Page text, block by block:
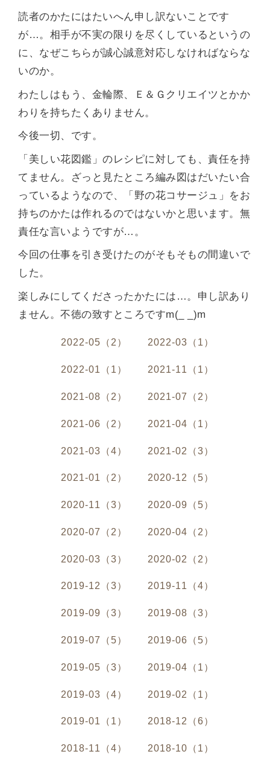
読者のかたにはたいへん申し訳ないことです
が…。相手が不実の限りを尽くしているというの
に、なぜこちらが誠心誠意対応しなければならな
いのか。
わたしはもう、金輪際、Ｅ＆Ｇクリエイツとかか
わりを持ちたくありません。
今後一切、です。
「美しい花図鑑」のレシピに対しても、責任を持
てません。ざっと見たところ編み図はだいたい合
っているようなので、「野の花コサージュ」をお
持ちのかたは作れるのではないかと思います。無
責任な言いようですが…。
今回の仕事を引き受けたのがそもそもの間違いで
した。
楽しみにしてくださったかたには…。申し訳あり
ません。不徳の致すところですm(_ _)m
2022-05（2） 2022-03（1）
2022-01（1） 2021-11（1）
2021-08（2） 2021-07（2）
2021-06（2） 2021-04（1）
2021-03（4） 2021-02（3）
2021-01（2） 2020-12（5）
2020-11（3） 2020-09（5）
2020-07（2） 2020-04（2）
2020-03（3） 2020-02（2）
2019-12（3） 2019-11（4）
2019-09（3） 2019-08（3）
2019-07（5） 2019-06（5）
2019-05（3） 2019-04（1）
2019-03（4） 2019-02（1）
2019-01（1） 2018-12（6）
2018-11（4） 2018-10（1）